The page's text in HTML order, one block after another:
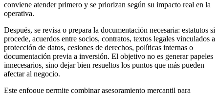
conviene atender primero y se priorizan según su impacto real en la
operativa.
Después, se revisa o prepara la documentación necesaria: estatutos si
procede, acuerdos entre socios, contratos, textos legales vinculados a
protección de datos, cesiones de derechos, políticas internas o
documentación previa a inversión. El objetivo no es generar papeles
innecesarios, sino dejar bien resueltos los puntos que más pueden
afectar al negocio.
Este enfoque permite combinar asesoramiento mercantil para